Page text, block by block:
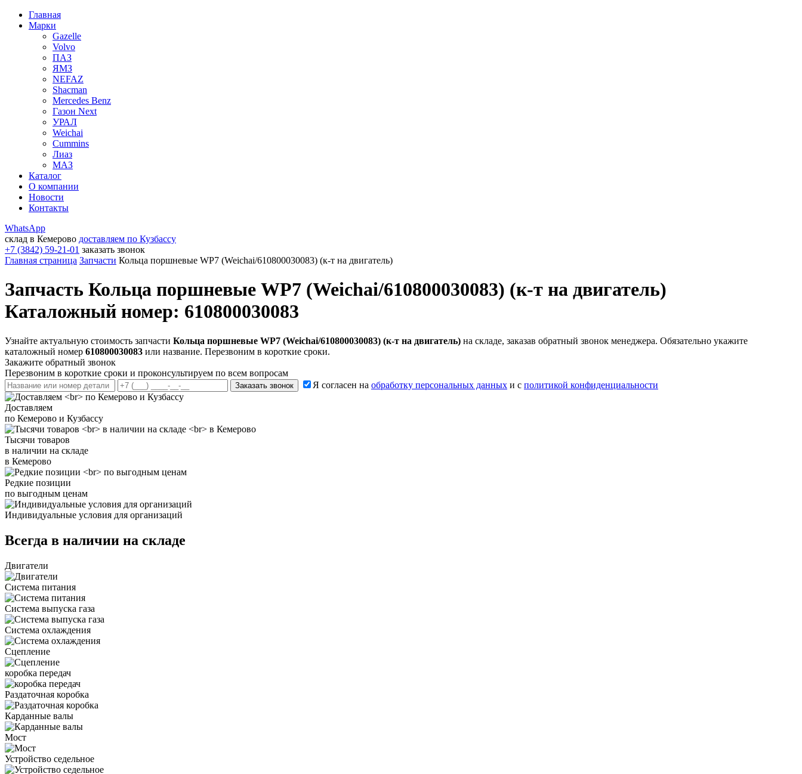
Главная
Марки
Gazelle
Volvo
ПАЗ
ЯМЗ
NEFAZ
Shacman
Mercedes Benz
Газон Next
УРАЛ
Weichai
Cummins
Лиаз
МАЗ
Каталог
О компании
Новости
Контакты
WhatsApp
склад в Кемерово доставляем по Кузбассу
+7 (3842) 59-21-01 заказать звонок
Главная страница Запчасти Кольца поршневые WP7 (Weichai/610800030083) (к-т на двигатель)
Запчасть Кольца поршневые WP7 (Weichai/610800030083) (к-т на двигатель)
Каталожный номер: 610800030083
Узнайте актуальную стоимость запчасти Кольца поршневые WP7 (Weichai/610800030083) (к-т на двигатель) на складе, заказав обратный звонок менеджера. Обязательно укажите
каталожный номер 610800030083 или название. Перезвоним в короткие сроки.
Закажите обратный звонок
Перезвоним в короткие сроки и проконсультируем по всем вопросам
Заказать звонок Я согласен на обработку персональных данных и с политикой конфиденциальности
Доставляем
по Кемерово и Кузбассу
Тысячи товаров
в наличии на складе
в Кемерово
Редкие позиции
по выгодным ценам
Индивидуальные условия для организаций
Всегда в наличии на складе
Двигатели
Система питания
Система выпуска газа
Система охлаждения
Сцепление
коробка передач
Раздаточная коробка
Карданные валы
Мост
Устройство седельное